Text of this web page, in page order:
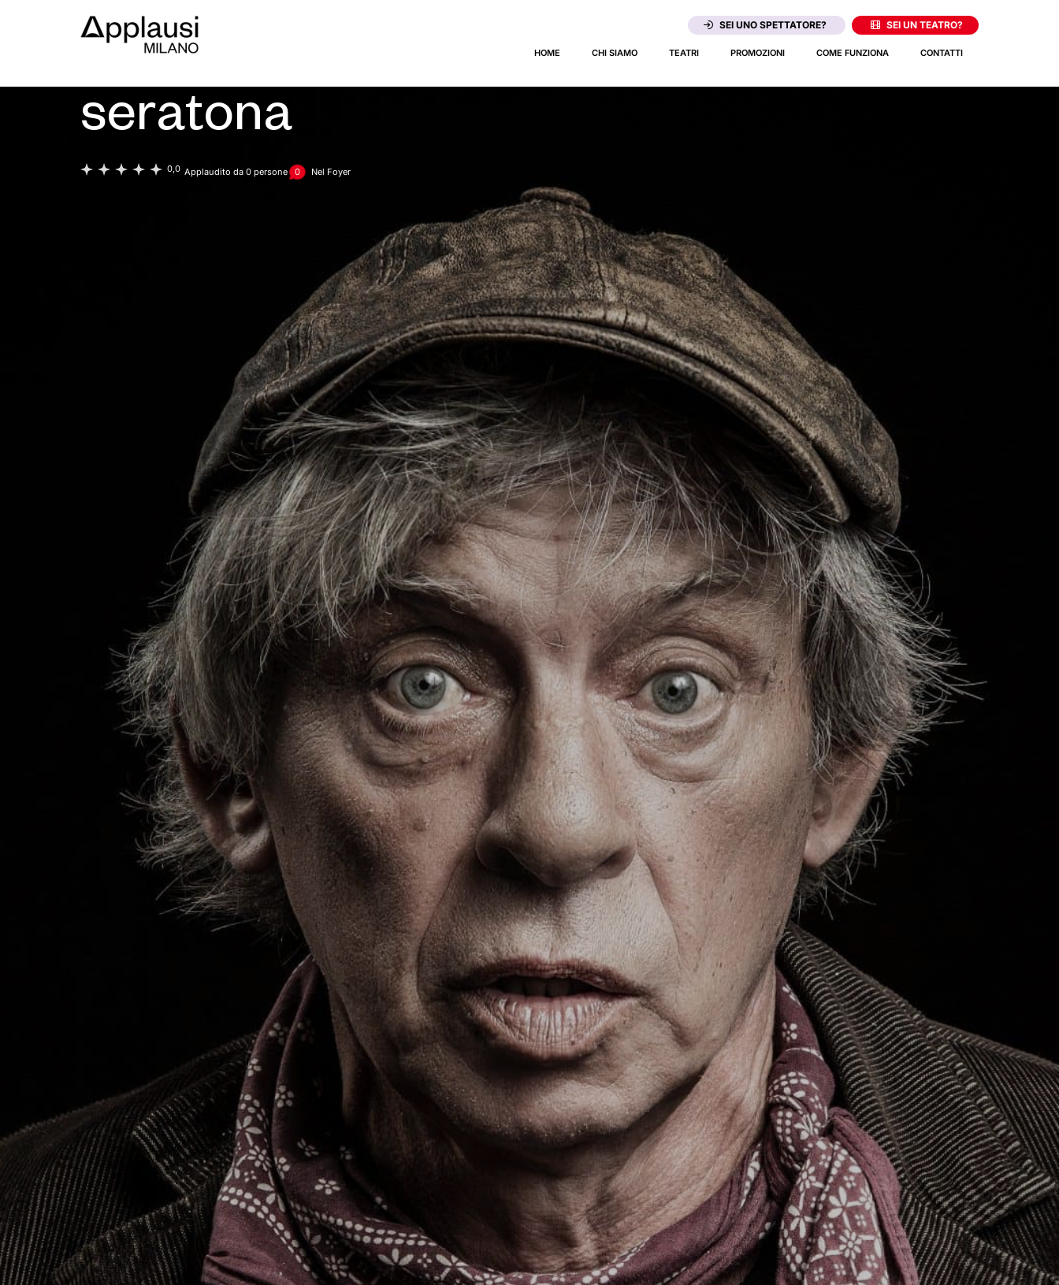
SEI UNO SPETTATORE? SEI UN TEATRO?
HOME CHI SIAMO TEATRI PROMOZIONI COME FUNZIONA CONTATTI
Paolo Rossi – Una
seratona
0,0 Applaudito da 0 persone 0 Nel Foyer